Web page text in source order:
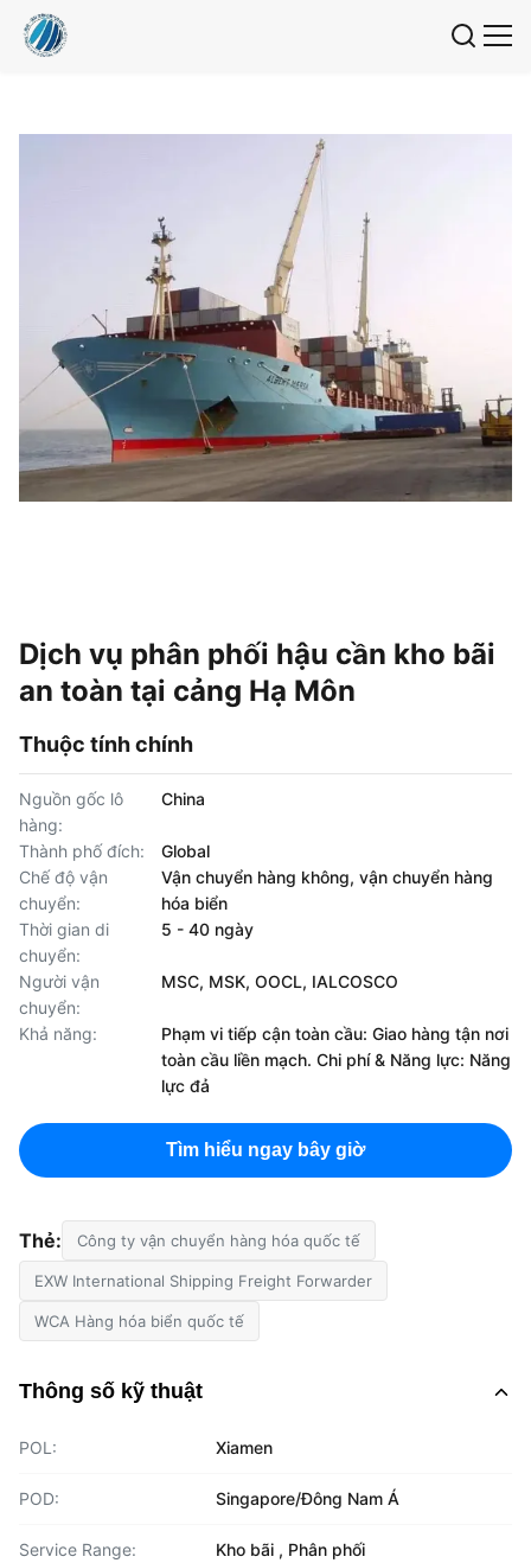
Dịch vụ phân phối hậu cần kho bãi
an toàn tại cảng Hạ Môn
Thuộc tính chính
Nguồn gốc lô
hàng:
China
Thành phố đích:
Global
Chế độ vận
chuyển:
Vận chuyển hàng không, vận chuyển hàng
hóa biển
Thời gian di
chuyển:
5 - 40 ngày
Người vận
chuyển:
MSC, MSK, OOCL, IALCOSCO
Khả năng:
Phạm vi tiếp cận toàn cầu: Giao hàng tận nơi
toàn cầu liền mạch. Chi phí & Năng lực: Năng
lực đả
Tìm hiểu ngay bây giờ
Thẻ: Công ty vận chuyển hàng hóa quốc tế
EXW International Shipping Freight Forwarder
WCA Hàng hóa biển quốc tế
Thông số kỹ thuật
POL: Xiamen
POD: Singapore/Đông Nam Á
Service Range: Kho bãi , Phân phối